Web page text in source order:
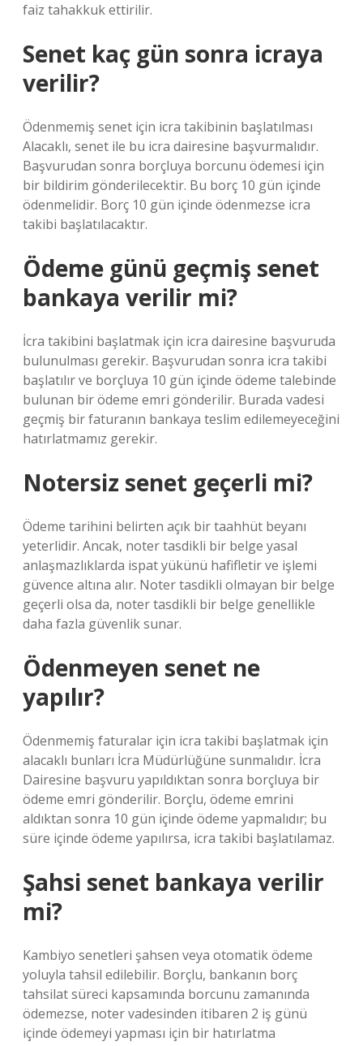
faiz tahakkuk ettirilir.
Senet kaç gün sonra icraya
verilir?
Ödenmemiş senet için icra takibinin başlatılması
Alacaklı, senet ile bu icra dairesine başvurmalıdır.
Başvurudan sonra borçluya borcunu ödemesi için
bir bildirim gönderilecektir. Bu borç 10 gün içinde
ödenmelidir. Borç 10 gün içinde ödenmezse icra
takibi başlatılacaktır.
Ödeme günü geçmiş senet
bankaya verilir mi?
İcra takibini başlatmak için icra dairesine başvuruda
bulunulması gerekir. Başvurudan sonra icra takibi
başlatılır ve borçluya 10 gün içinde ödeme talebinde
bulunan bir ödeme emri gönderilir. Burada vadesi
geçmiş bir faturanın bankaya teslim edilemeyeceğini
hatırlatmamız gerekir.
Notersiz senet geçerli mi?
Ödeme tarihini belirten açık bir taahhüt beyanı
yeterlidir. Ancak, noter tasdikli bir belge yasal
anlaşmazlıklarda ispat yükünü hafifletir ve işlemi
güvence altına alır. Noter tasdikli olmayan bir belge
geçerli olsa da, noter tasdikli bir belge genellikle
daha fazla güvenlik sunar.
Ödenmeyen senet ne
yapılır?
Ödenmemiş faturalar için icra takibi başlatmak için
alacaklı bunları İcra Müdürlüğüne sunmalıdır. İcra
Dairesine başvuru yapıldıktan sonra borçluya bir
ödeme emri gönderilir. Borçlu, ödeme emrini
aldıktan sonra 10 gün içinde ödeme yapmalıdır; bu
süre içinde ödeme yapılırsa, icra takibi başlatılamaz.
Şahsi senet bankaya verilir
mi?
Kambiyo senetleri şahsen veya otomatik ödeme
yoluyla tahsil edilebilir. Borçlu, bankanın borç
tahsilat süreci kapsamında borcunu zamanında
ödemezse, noter vadesinden itibaren 2 iş günü
içinde ödemeyi yapması için bir hatırlatma